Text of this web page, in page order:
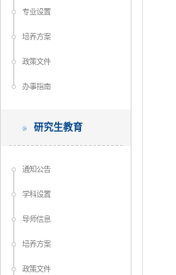
专业设置
培养方案
政策文件
办事指南
研究生教育
通知公告
学科设置
导师信息
培养方案
政策文件